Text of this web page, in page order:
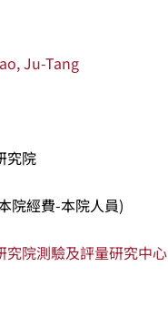
Ju-Tang
究院
院經費-本院人員)
究院測驗及評量研究中心